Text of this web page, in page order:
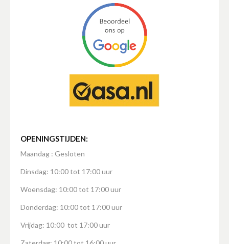
OPENINGSTIJDEN:
Maandag : Gesloten
Dinsdag: 10:00 tot 17:00 uur
Woensdag: 10:00 tot 17:00 uur
Donderdag: 10:00 tot 17:00 uur
Vrijdag: 10:00 tot 17:00 uur